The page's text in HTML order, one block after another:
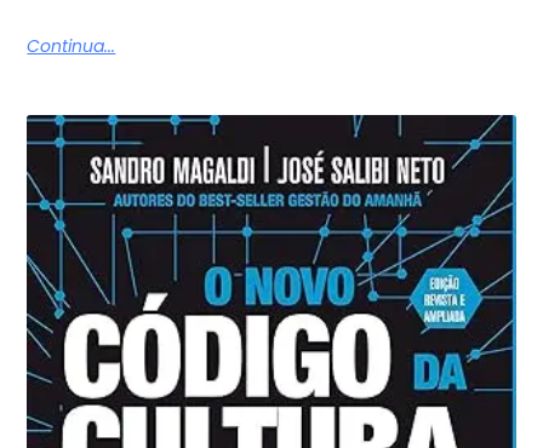
Continua...